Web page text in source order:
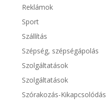
Reklámok
Sport
Szállítás
Szépség, szépségápolás
Szolgáltatások
Szolgáltatások
Szórakozás-Kikapcsolódás